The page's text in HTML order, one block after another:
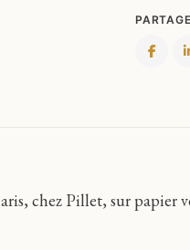
aris, chez Pillet, sur papier